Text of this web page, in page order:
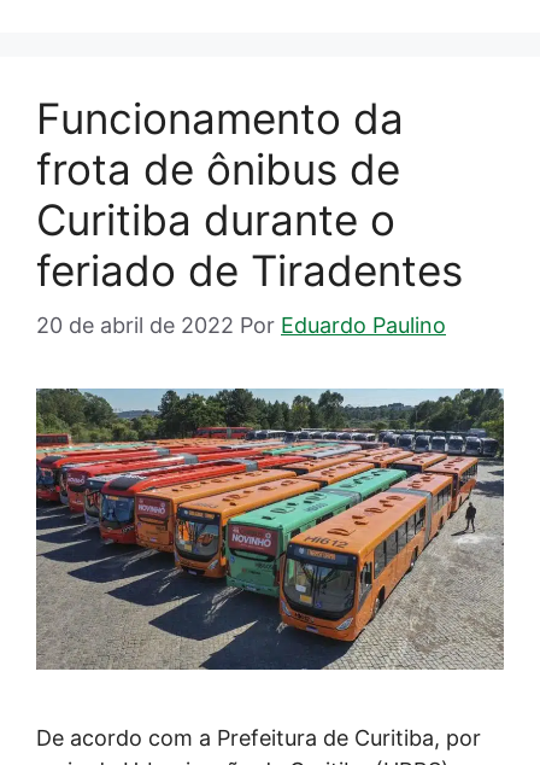
Funcionamento da
frota de ônibus de
Curitiba durante o
feriado de Tiradentes
20 de abril de 2022 Por Eduardo Paulino
De acordo com a Prefeitura de Curitiba, por